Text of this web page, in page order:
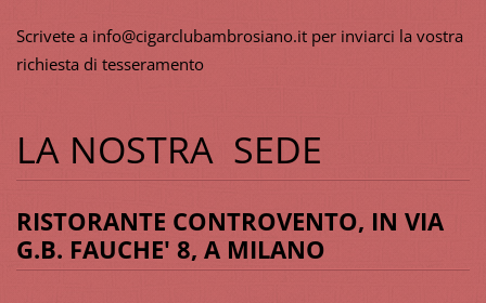
Scrivete a info@cigarclubambrosiano.it per inviarci la vostra
richiesta di tesseramento
LA NOSTRA SEDE
RISTORANTE CONTROVENTO, IN VIA
G.B. FAUCHE' 8, A MILANO